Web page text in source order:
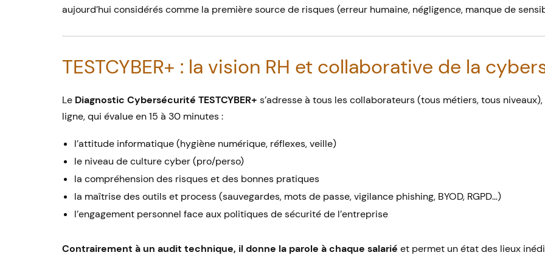
aujourd’hui considérés comme la première source de risques (erreur humaine, négligence, manque de
TESTCYBER+ : la vision RH et collaborative de la
Le Diagnostic Cybersécurité TESTCYBER+ s’adresse à tous les collaborateurs (tous métiers, tous
ligne, qui évalue en 15 à 30 minutes :
l’attitude informatique (hygiène numérique, réflexes, veille)
le niveau de culture cyber (pro/perso)
la compréhension des risques et des bonnes pratiques
la maîtrise des outils et process (sauvegardes, mots de passe, vigilance phishing, BYOD, RGPD…)
l’engagement personnel face aux politiques de sécurité de l’entreprise
Contrairement à un audit technique, il donne la parole à chaque salarié et permet un état des lieux